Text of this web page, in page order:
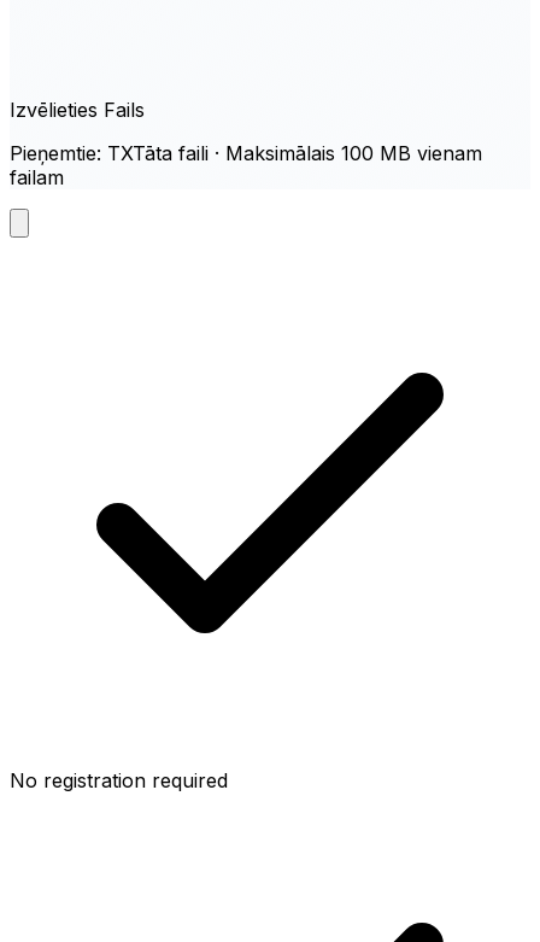
Izvēlieties Fails
Pieņemtie: TXTāta faili · Maksimālais 100 MB vienam
failam
No registration required